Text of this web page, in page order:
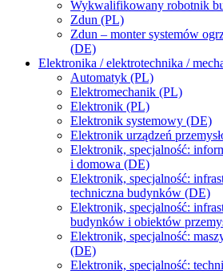
Wykwalifikowany robotnik
Zdun (PL)
Zdun – monter systemów
(DE)
Elektronika / elektrotechnika /
Automatyk (PL)
Elektromechanik (PL)
Elektronik (PL)
Elektronik systemowy (DE)
Elektronik urządzeń
Elektronik, specjalność:
i domowa (DE)
Elektronik, specjalność:
techniczna budynków (DE)
Elektronik, specjalność:
budynków i obiektów
Elektronik, specjalność:
(DE)
Elektronik, specjalność: